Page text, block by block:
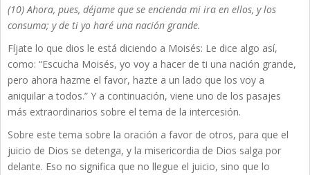
(10) Ahora, pues, déjame que se encienda mi ira en ellos, y los
consuma; y de ti yo haré una nación grande.
Fíjate lo que dios le está diciendo a Moisés: Le dice algo así,
como: “Escucha Moisés, yo voy a hacer de ti una nación grande,
pero ahora hazme el favor, hazte a un lado que los voy a
aniquilar a todos.” Y a continuación, viene uno de los pasajes
más extraordinarios sobre el tema de la intercesión.
Sobre este tema sobre la oración a favor de otros, para que el
juicio de Dios se detenga, y la misericordia de Dios salga por
delante. Eso no significa que no llegue el juicio, sino que lo